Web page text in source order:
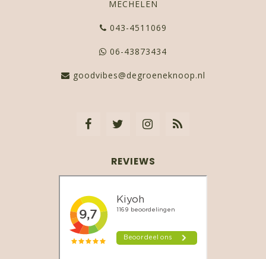
MECHELEN
043-4511069
06-43873434
goodvibes@degroeneknoop.nl
REVIEWS